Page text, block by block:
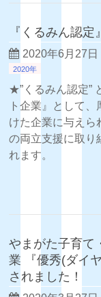
『くるみん認定
2020年6月27日
2020年
★”くるみん認定”
ト企業』として
けた企業に与えら
の両立支援に取り
れます。
やまがた子育て
業 『優秀(ダイ
されました！